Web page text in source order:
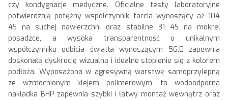
czy kondygnacje medyczne. Oficjalne testy laboratoryjne
potwierdzają potężny współczynnik tarcia wynoszący aż 104
4S na suchej nawierzchni oraz stabilne 31 4S na mokrej
posadzce, a wysoka transparentność o unikalnym
współczynniku odbicia światła wynoszącym 56.0 zapewnia
doskonałą dyskrecję wizualną i idealne stopienie się z kolorem
podłoża. Wyposażona w agresywną warstwę samoprzylepną
ze wzmocnionym klejem polimerowym, ta wodoodporna
nakładka BHP zapewnia szybki i łatwy montaż wewnątrz oraz